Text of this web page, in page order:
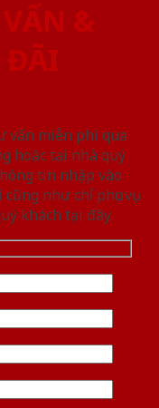
&
ĐÃI
vấn miễn phí qua
hoặc tại nhà quý
tin nhập vào
như chỉ phục vụ
khách tại đây.